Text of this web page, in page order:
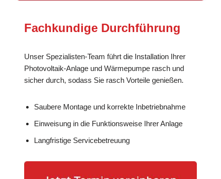
Fachkundige Durchführung
Unser Spezialisten-Team führt die Installation Ihrer
Photovoltaik-Anlage und Wärmepumpe rasch und
sicher durch, sodass Sie rasch Vorteile genießen.
Saubere Montage und korrekte Inbetriebnahme
Einweisung in die Funktionsweise Ihrer Anlage
Langfristige Servicebetreuung